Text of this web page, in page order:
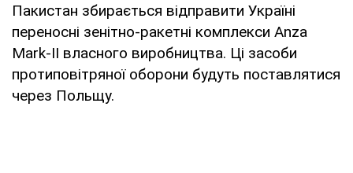
Пакистан збирається відправити Україні
переносні зенітно-ракетні комплекси Anza
Mark-II власного виробництва. Ці засоби
протиповітряної оборони будуть поставлятися
через Польщу.